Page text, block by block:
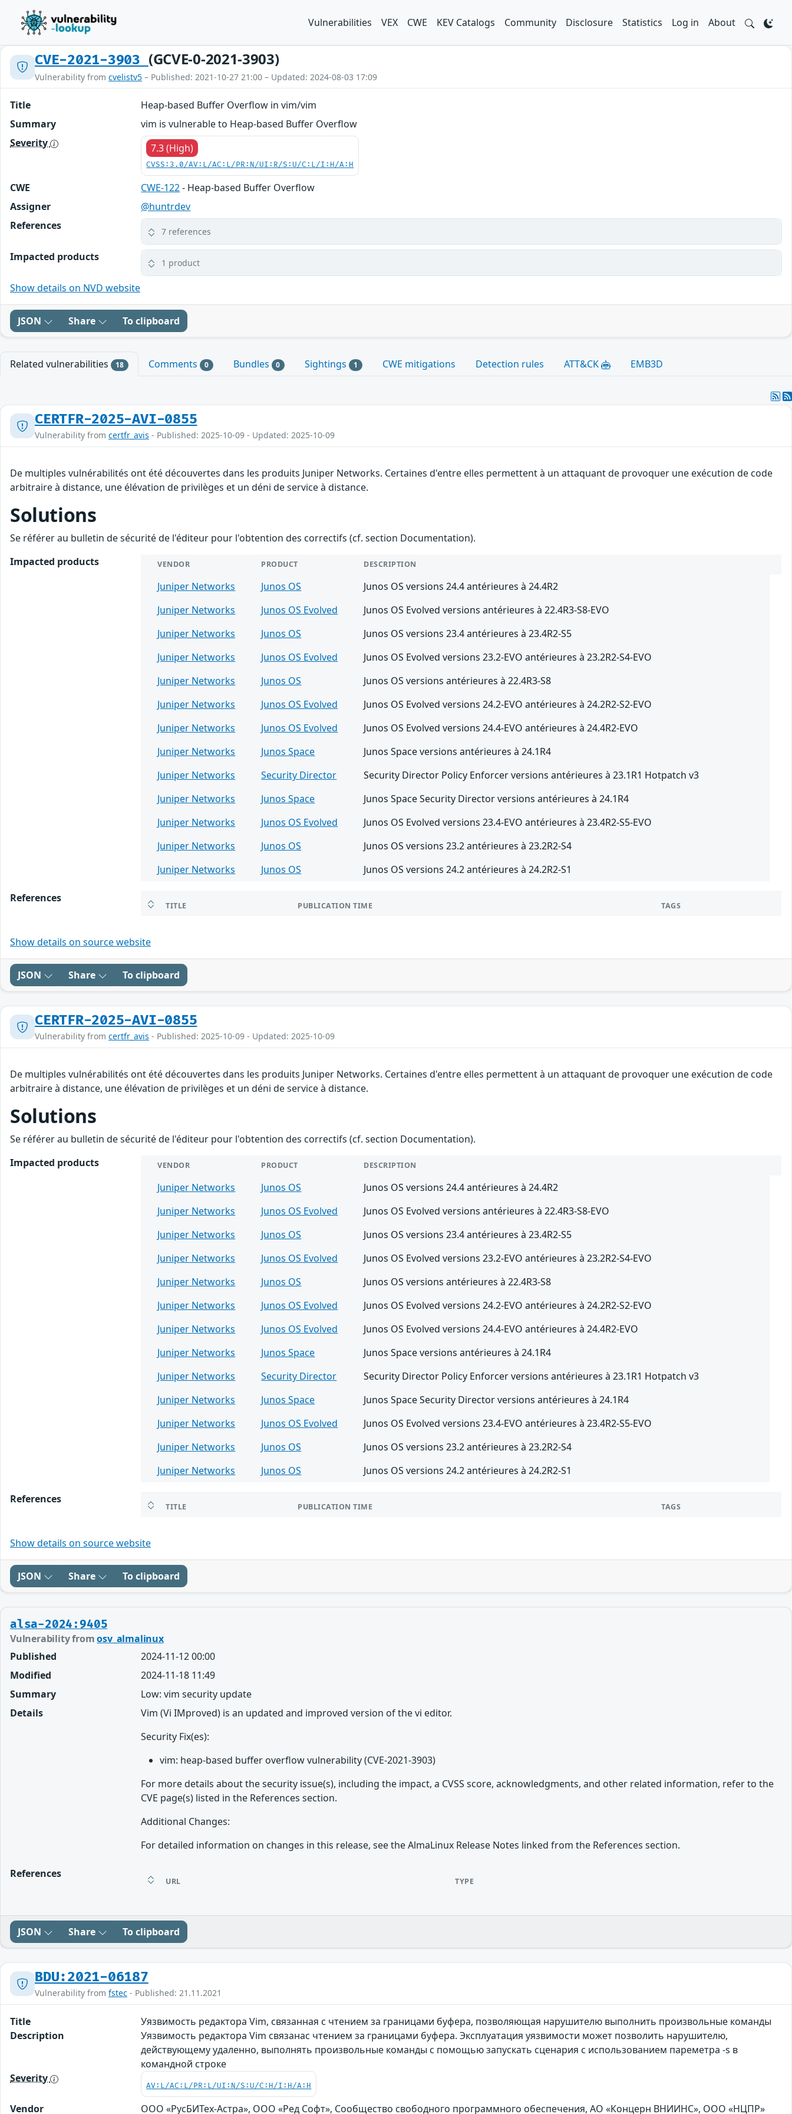
Vulnerabilities VEX CWE KEV Catalogs Community Disclosure Statistics Log in About
CVE-2021-3903 (GCVE-0-2021-3903)
Vulnerability from cvelistv5 – Published: 2021-10-27 21:00 – Updated: 2024-08-03 17:09
Title
Heap-based Buffer Overflow in vim/vim
Summary
vim is vulnerable to Heap-based Buffer Overflow
Severity
7.3 (High)
CVSS:3.0/AV:L/AC:L/PR:N/UI:R/S:U/C:L/I:H/A:H
CWE CWE-122- Heap-based Buffer Overflow
Assigner
@huntrdev
References
7 references
Impacted products 1 product
Show details on NVD website
JSON Share To clipboard
Related vulnerabilities 18 Comments 0 Bundles 0 Sightings 1 CWE mitigations Detection rules ATT&CK EMB3D
CERTFR-2025-AVI-0855
Vulnerability from certfr_avis - Published: 2025-10-09 - Updated: 2025-10-09
De multiples vulnérabilités ont été découvertes dans les produits Juniper Networks. Certaines d'entre elles permettent à un attaquant de provoquer une exécution de code
arbitraire à distance, une élévation de privilèges et un déni de service à distance.
Solutions
Se référer au bulletin de sécurité de l'éditeur pour l'obtention des correctifs (cf. section Documentation).
Impacted products
VENDOR PRODUCT DESCRIPTION
Juniper Networks Junos OS
Junos OS versions 24.4 antérieures à 24.4R2
Juniper Networks
Junos OS Evolved
Junos OS Evolved versions antérieures à 22.4R3-S8-EVO
Juniper Networks
Junos OS
Junos OS versions 23.4 antérieures à 23.4R2-S5
Juniper Networks
Junos OS Evolved
Junos OS Evolved versions 23.2-EVO antérieures à 23.2R2-S4-EVO
Juniper Networks
Junos OS
Junos OS versions antérieures à 22.4R3-S8
Juniper Networks
Junos OS Evolved
Junos OS Evolved versions 24.2-EVO antérieures à 24.2R2-S2-EVO
Juniper Networks
Junos OS Evolved
Junos OS Evolved versions 24.4-EVO antérieures à 24.4R2-EVO
Juniper Networks
Junos Space
Junos Space versions antérieures à 24.1R4
Juniper Networks
Security Director
Security Director Policy Enforcer versions antérieures à 23.1R1 Hotpatch v3
Juniper Networks
Junos Space
Junos Space Security Director versions antérieures à 24.1R4
Juniper Networks
Junos OS Evolved
Junos OS Evolved versions 23.4-EVO antérieures à 23.4R2-S5-EVO
Juniper Networks
Junos OS
Junos OS versions 23.2 antérieures à 23.2R2-S4
Juniper Networks
Junos OS Junos OS versions 24.2 antérieures à 24.2R2-S1
References
TITLE PUBLICATION TIME TAGS
Show details on source website
JSON Share To clipboard
CERTFR-2025-AVI-0855
Vulnerability from certfr_avis - Published: 2025-10-09 - Updated: 2025-10-09
De multiples vulnérabilités ont été découvertes dans les produits Juniper Networks. Certaines d'entre elles permettent à un attaquant de provoquer une exécution de code
arbitraire à distance, une élévation de privilèges et un déni de service à distance.
Solutions
Se référer au bulletin de sécurité de l'éditeur pour l'obtention des correctifs (cf. section Documentation).
Impacted products
VENDOR PRODUCT DESCRIPTION
Juniper Networks Junos OS
Junos OS versions 24.4 antérieures à 24.4R2
Juniper Networks
Junos OS Evolved
Junos OS Evolved versions antérieures à 22.4R3-S8-EVO
Juniper Networks
Junos OS
Junos OS versions 23.4 antérieures à 23.4R2-S5
Juniper Networks
Junos OS Evolved
Junos OS Evolved versions 23.2-EVO antérieures à 23.2R2-S4-EVO
Juniper Networks
Junos OS
Junos OS versions antérieures à 22.4R3-S8
Juniper Networks
Junos OS Evolved
Junos OS Evolved versions 24.2-EVO antérieures à 24.2R2-S2-EVO
Juniper Networks
Junos OS Evolved
Junos OS Evolved versions 24.4-EVO antérieures à 24.4R2-EVO
Juniper Networks
Junos Space
Junos Space versions antérieures à 24.1R4
Juniper Networks
Security Director
Security Director Policy Enforcer versions antérieures à 23.1R1 Hotpatch v3
Juniper Networks
Junos Space
Junos Space Security Director versions antérieures à 24.1R4
Juniper Networks
Junos OS Evolved
Junos OS Evolved versions 23.4-EVO antérieures à 23.4R2-S5-EVO
Juniper Networks
Junos OS
Junos OS versions 23.2 antérieures à 23.2R2-S4
Juniper Networks
Junos OS Junos OS versions 24.2 antérieures à 24.2R2-S1
References
TITLE PUBLICATION TIME TAGS
Show details on source website
JSON Share To clipboard
alsa-2024:9405
Vulnerability fromosv_almalinux
Published
2024-11-12 00:00
Modified
2024-11-18 11:49
Summary
Low: vim security update
Details
Vim (Vi IMproved) is an updated and improved version of the vi editor.
Security Fix(es):
vim: heap-based buffer overflow vulnerability (CVE-2021-3903)
For more details about the security issue(s), including the impact, a CVSS score, acknowledgments, and other related information, refer to the
CVE page(s) listed in the References section.
Additional Changes:
For detailed information on changes in this release, see the AlmaLinux Release Notes linked from the References section.
References
URL TYPE
JSON Share To clipboard
BDU:2021-06187
Vulnerability from fstec - Published: 21.11.2021
Title
Уязвимость редактора Vim, связанная с чтением за границами буфера, позволяющая нарушителю выполнить произвольные команды
Description
Уязвимость редактора Vim связанас чтением за границами буфера. Эксплуатация уязвимости может позволить нарушителю,
действующему удаленно, выполнять произвольные команды с помощью запускать сценария с использованием пареметра -s в
командной строке
Severity
AV:L/AC:L/PR:L/UI:N/S:U/C:H/I:H/A:H
Vendor ООО «РусБИТех-Астра», ООО «Ред Софт», Сообщество свободного программного обеспечения, АО «Концерн ВНИИНС», ООО «НЦПР»